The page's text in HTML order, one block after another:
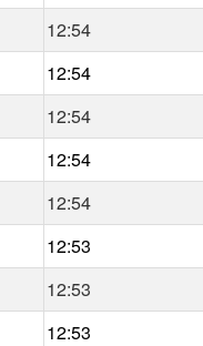
12:54
12:54
12:54
12:54
12:54
12:53
12:53
12:53